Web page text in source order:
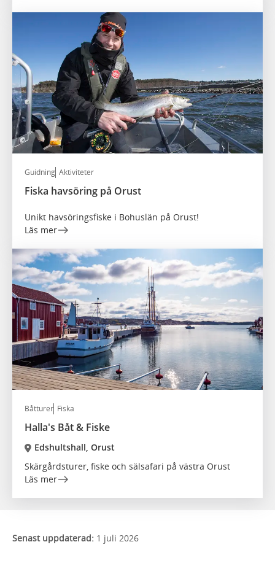
Guidning Aktiviteter
Fiska havsöring på Orust
Unikt havsöringsfiske i Bohuslän på Orust!
Läs mer
Båtturer Fiska
Halla's Båt & Fiske
Edshultshall, Orust
Skärgårdsturer, fiske och sälsafari på västra Orust
Läs mer
Senast uppdaterad: 1 juli 2026